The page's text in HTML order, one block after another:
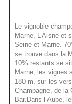
Le vignoble
Marne, L’Aisne et
Seine-et-Marne.
se trouve dans la
10% restants se
Marne, les vignes
180 m, sur les
Champagne, de la
Bar.Dans l’Aube,